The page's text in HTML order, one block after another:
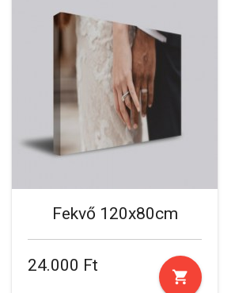
Fekvő 120x80cm
24.000 Ft
shopping_cart